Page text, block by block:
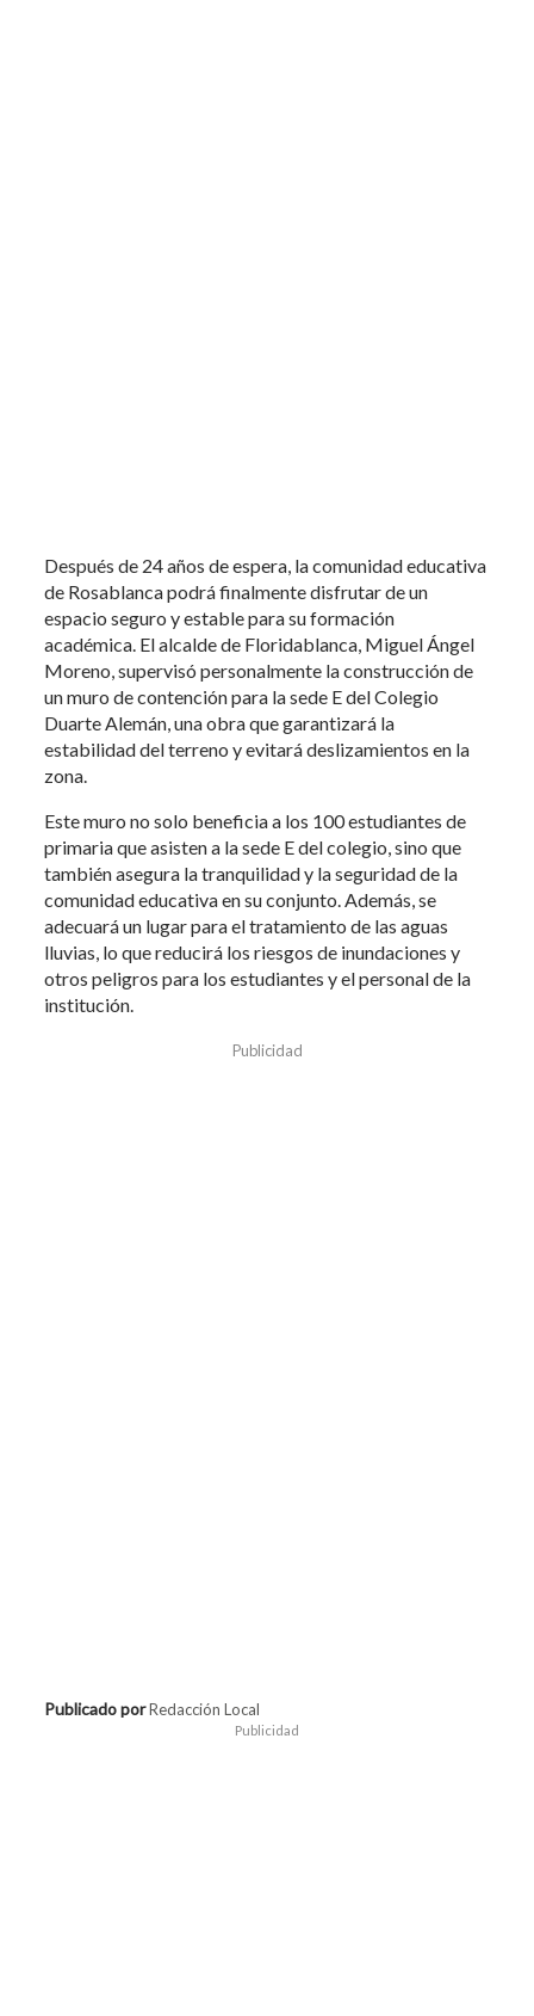
Después de 24 años de espera, la comunidad educativa
de Rosablanca podrá finalmente disfrutar de un
espacio seguro y estable para su formación
académica. El alcalde de Floridablanca, Miguel Ángel
Moreno, supervisó personalmente la construcción de
un muro de contención para la sede E del Colegio
Duarte Alemán, una obra que garantizará la
estabilidad del terreno y evitará deslizamientos en la
zona.
Este muro no solo beneficia a los 100 estudiantes de
primaria que asisten a la sede E del colegio, sino que
también asegura la tranquilidad y la seguridad de la
comunidad educativa en su conjunto. Además, se
adecuará un lugar para el tratamiento de las aguas
lluvias, lo que reducirá los riesgos de inundaciones y
otros peligros para los estudiantes y el personal de la
institución.
Publicidad
Publicado porRedacción Local
Publicidad